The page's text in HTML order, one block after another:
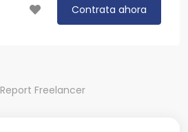
Contrata ahora
Report Freelancer